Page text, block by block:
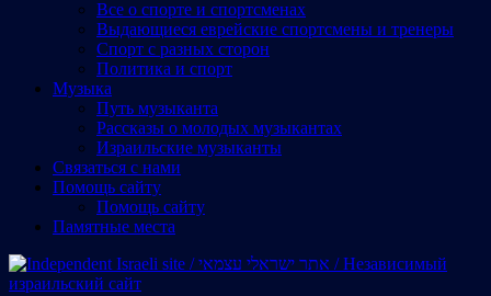
Все о спорте и спортсменах
Выдающиеся еврейские спортсмены и тренеры
Спорт с разных сторон
Политика и спорт
Музыка
Путь музыканта
Рассказы о молодых музыкантах
Израильские музыканты
Cвязаться с нами
Помощь сайту
Помощь сайту
Памятные места